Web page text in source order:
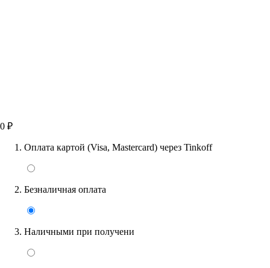
0 ₽
Оплата картой (Visa, Mastercard) через Tinkoff
Безналичная оплата
Наличными при получени